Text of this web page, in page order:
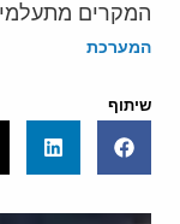
המקרים
המערכת
שיתוף